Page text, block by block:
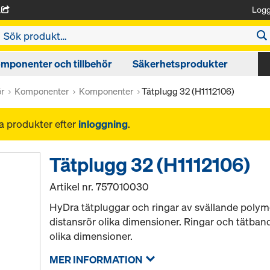
och tillbehör Säkerhetsprodukter
Komponenter Komponenter Tätplugg 32 (H1112106)
produkter efter inloggning.
Tätplugg 32 (H1112106)
Artikel nr.757010030
HyDra tätpluggar och ringar av svällande
distansrör olika dimensioner. Ringar och
olika dimensioner.
MER INFORMATION